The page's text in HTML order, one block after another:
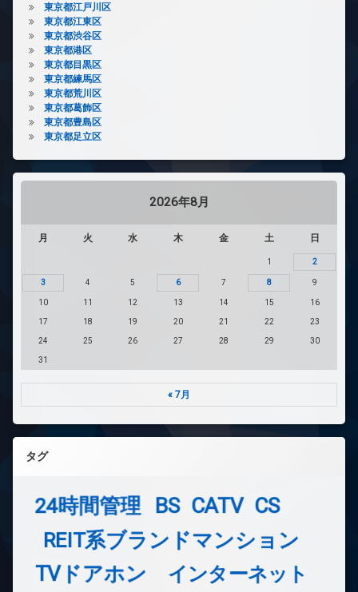
東京都江戸川区
東京都江東区
東京都渋谷区
東京都港区
東京都目黒区
東京都練馬区
東京都荒川区
東京都葛飾区
東京都豊島区
東京都足立区
2026年8月
月 火 水 木 金 土 日
1 2
3 4 5 6 7 8 9
10 11 12 13 14 15 16
17 18 19 20 21 22 23
24 25 26 27 28 29 30
31
« 7月
タグ
24時間管理 BS CATV CS
REIT系ブランドマンション
TVドアホン インターネット